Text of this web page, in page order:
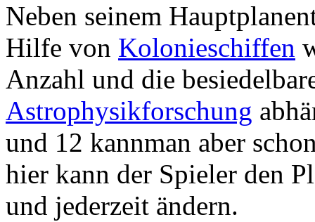
Neben seinem
Hilfe von Kolonieschiffen
Anzahl und die
Astrophysikforschung
und 12 kannman aber
hier kann der Spieler den
und jederzeit ändern.